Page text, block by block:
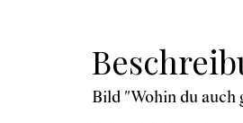
Bild "Wohin du auch